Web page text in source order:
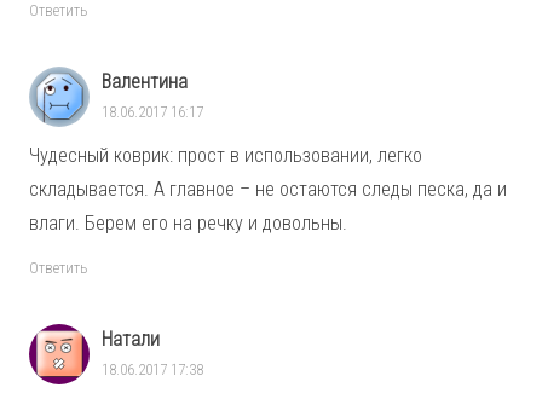
Ответить
Валентина
18.06.2017 16:17
Чудесный коврик: прост в использовании, легко
складывается. А главное – не остаются следы песка, да и
влаги. Берем его на речку и довольны.
Ответить
Натали
18.06.2017 17:38